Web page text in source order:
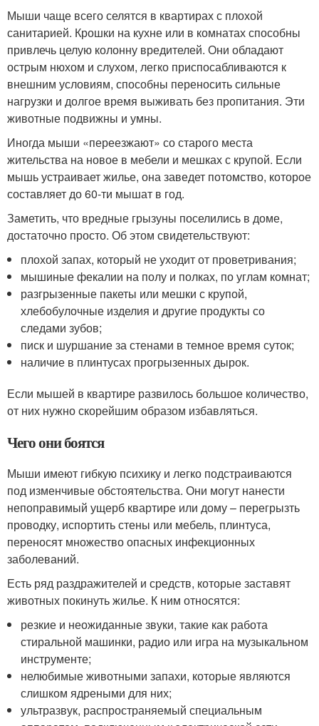
Мыши чаще всего селятся в квартирах с плохой
санитарией. Крошки на кухне или в комнатах способны
привлечь целую колонну вредителей. Они обладают
острым нюхом и слухом, легко приспосабливаются к
внешним условиям, способны переносить сильные
нагрузки и долгое время выживать без пропитания. Эти
животные подвижны и умны.
Иногда мыши «переезжают» со старого места
жительства на новое в мебели и мешках с крупой. Если
мышь устраивает жилье, она заведет потомство, которое
составляет до 60-ти мышат в год.
Заметить, что вредные грызуны поселились в доме,
достаточно просто. Об этом свидетельствуют:
плохой запах, который не уходит от проветривания;
мышиные фекалии на полу и полках, по углам комнат;
разгрызенные пакеты или мешки с крупой,
хлебобулочные изделия и другие продукты со
следами зубов;
писк и шуршание за стенами в темное время суток;
наличие в плинтусах прогрызенных дырок.
Если мышей в квартире развилось большое количество,
от них нужно скорейшим образом избавляться.
Чего они боятся
Мыши имеют гибкую психику и легко подстраиваются
под изменчивые обстоятельства. Они могут нанести
непоправимый ущерб квартире или дому – перегрызть
проводку, испортить стены или мебель, плинтуса,
переносят множество опасных инфекционных
заболеваний.
Есть ряд раздражителей и средств, которые заставят
животных покинуть жилье. К ним относятся:
резкие и неожиданные звуки, такие как работа
стиральной машинки, радио или игра на музыкальном
инструменте;
нелюбимые животными запахи, которые являются
слишком ядреными для них;
ультразвук, распространяемый специальным